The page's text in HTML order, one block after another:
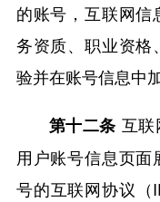
的账号，互联网信
务资质、职业资格
验并在账号信息中
第十二条 互联
用户账号信息页
号的互联网协议（